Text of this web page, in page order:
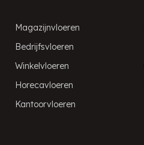
Magazijnvloeren
Bedrijfsvloeren
Winkelvloeren
Horecavloeren
Kantoorvloeren